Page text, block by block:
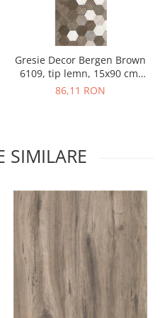
Gresie Decor Bergen Brown
6109, tip lemn, 15x90 cm,
maro
86,11 RON
SIMILARE